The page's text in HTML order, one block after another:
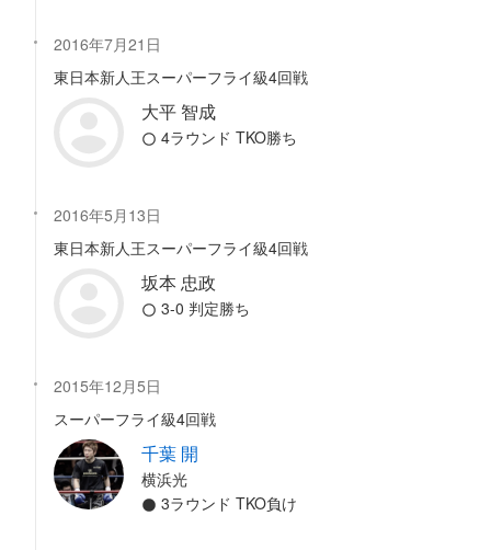
2016年7月21日
東日本新人王スーパーフライ級4回戦
大平 智成
4ラウンド TKO勝ち
2016年5月13日
東日本新人王スーパーフライ級4回戦
坂本 忠政
3-0 判定勝ち
2015年12月5日
スーパーフライ級4回戦
千葉 開
横浜光
3ラウンド TKO負け